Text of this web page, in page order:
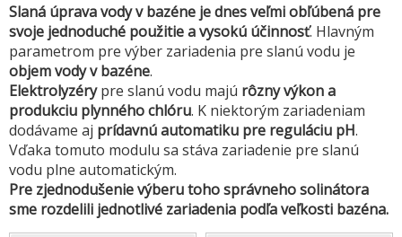
Slaná úprava vody v bazéne je dnes veľmi obľúbená pre
svoje jednoduché použitie a vysokú účinnosť. Hlavným
parametrom pre výber zariadenia pre slanú vodu je
objem vody v bazéne.
Elektrolyzérypre slanú vodu majú rôzny výkon a
produkciu plynného chlóru. K niektorým zariadeniam
dodávame aj prídavnú automatiku pre reguláciu pH.
Vďaka tomuto modulu sa stáva zariadenie pre slanú
vodu plne automatickým.
Pre zjednodušenie výberu toho správneho solinátora
sme rozdelili jednotlivé zariadenia podľa veľkosti bazéna.